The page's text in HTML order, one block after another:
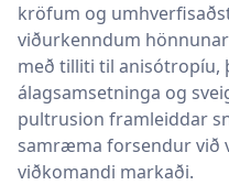
kröfum og
viðurkenndum
með tilliti til anisótropíu,
álagsamsetninga og
pultrusion framleiddar
samræma forsendur við
viðkomandi markaði.